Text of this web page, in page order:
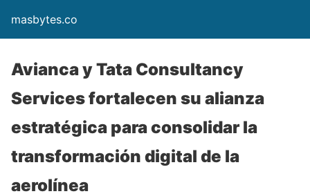
masbytes.co
Avianca y Tata Consultancy
Services fortalecen su alianza
estratégica para consolidar la
transformación digital de la
aerolínea